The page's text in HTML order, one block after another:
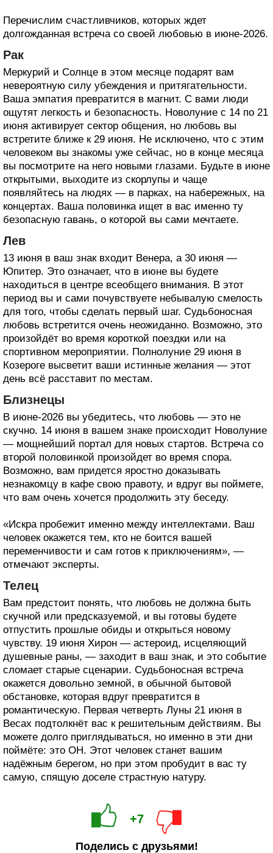
Перечислим счастливчиков, которых ждет
долгожданная встреча со своей любовью в июне-2026.
Рак
Меркурий и Солнце в этом месяце подарят вам
невероятную силу убеждения и притягательности.
Ваша эмпатия превратится в магнит. С вами люди
ощутят легкость и безопасность. Новолуние с 14 по 21
июня активирует сектор общения, но любовь вы
встретите ближе к 29 июня. Не исключено, что с этим
человеком вы знакомы уже сейчас, но в конце месяца
вы посмотрите на него новыми глазами. Будьте в июне
открытыми, выходите из скорлупы и чаще
появляйтесь на людях — в парках, на набережных, на
концертах. Ваша половинка ищет в вас именно ту
безопасную гавань, о которой вы сами мечтаете.
Лев
13 июня в ваш знак входит Венера, а 30 июня —
Юпитер. Это означает, что в июне вы будете
находиться в центре всеобщего внимания. В этот
период вы и сами почувствуете небывалую смелость
для того, чтобы сделать первый шаг. Судьбоносная
любовь встретится очень неожиданно. Возможно, это
произойдёт во время короткой поездки или на
спортивном мероприятии. Полнолуние 29 июня в
Козероге высветит ваши истинные желания — этот
день всё расставит по местам.
Близнецы
В июне-2026 вы убедитесь, что любовь — это не
скучно. 14 июня в вашем знаке происходит Новолуние
— мощнейший портал для новых стартов. Встреча со
второй половинкой произойдет во время спора.
Возможно, вам придется яростно доказывать
незнакомцу в кафе свою правоту, и вдруг вы поймете,
что вам очень хочется продолжить эту беседу.
«Искра пробежит именно между интеллектами. Ваш
человек окажется тем, кто не боится вашей
переменчивости и сам готов к приключениям», —
отмечают эксперты.
Телец
Вам предстоит понять, что любовь не должна быть
скучной или предсказуемой, и вы готовы будете
отпустить прошлые обиды и открыться новому
чувству. 19 июня Хирон — астероид, исцеляющий
душевные раны, — заходит в ваш знак, и это событие
сломает старые сценарии. Судьбоносная встреча
окажется довольно земной, в обычной бытовой
обстановке, которая вдруг превратится в
романтическую. Первая четверть Луны 21 июня в
Весах подтолкнёт вас к решительным действиям. Вы
можете долго приглядываться, но именно в эти дни
поймёте: это ОН. Этот человек станет вашим
надёжным берегом, но при этом пробудит в вас ту
самую, спящую доселе страстную натуру.
+7
Поделись с друзьями!